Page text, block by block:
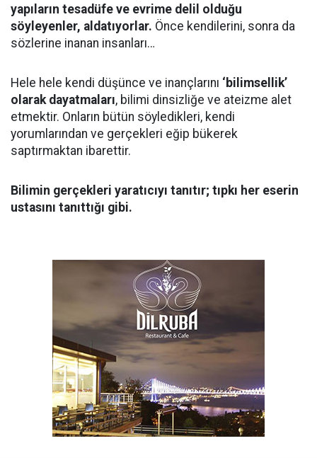
yapıların tesadüfe ve evrime delil olduğu
söyleyenler, aldatıyorlar. Önce kendilerini, sonra da
sözlerine inanan insanları…
Hele hele kendi düşünce ve inançlarını ‘bilimsellik’
olarak dayatmaları, bilimi dinsizliğe ve ateizme alet
etmektir. Onların bütün söyledikleri, kendi
yorumlarından ve gerçekleri eğip bükerek
saptırmaktan ibarettir.
Bilimin gerçekleri yaratıcıyı tanıtır; tıpkı her eserin
ustasını tanıttığı gibi.